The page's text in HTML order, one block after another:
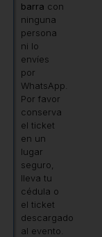
barra con
ninguna
persona
ni lo
envíes
por
WhatsApp.
Por favor
conserva
el ticket
en un
lugar
seguro,
lleva tu
cédula o
el ticket
descargado
al evento.